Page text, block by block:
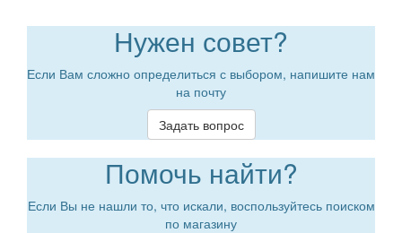
Нужен совет?
Если Вам сложно определиться с выбором, напишите нам
на почту
Задать вопрос
Помочь найти?
Если Вы не нашли то, что искали, воспользуйтесь поиском
по магазину